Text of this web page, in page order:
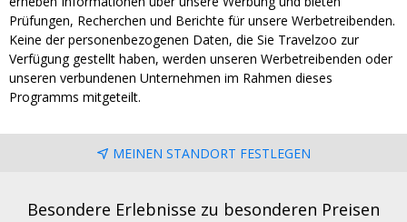
Prüfungen, Recherchen und Berichte für unsere Werbetreibenden.
Keine der personenbezogenen Daten, die Sie Travelzoo zur
Verfügung gestellt haben, werden unseren Werbetreibenden oder
unseren verbundenen Unternehmen im Rahmen dieses
Programms mitgeteilt.
MEINEN STANDORT FESTLEGEN
Besondere Erlebnisse zu besonderen Preisen